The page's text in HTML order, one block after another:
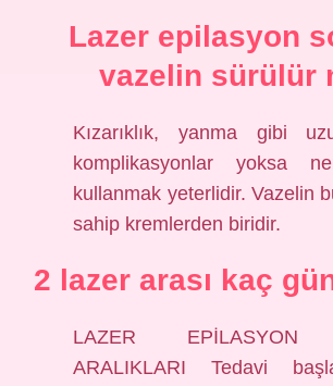
Lazer epilasyon
vazelin sürülür
Kızarıklık, yanma gibi
komplikasyonlar yoksa
kullanmak yeterlidir. Vazelin
sahip kremlerden biridir.
2 lazer arası kaç
LAZER EPİLASYON
ARALIKLARI Tedavi